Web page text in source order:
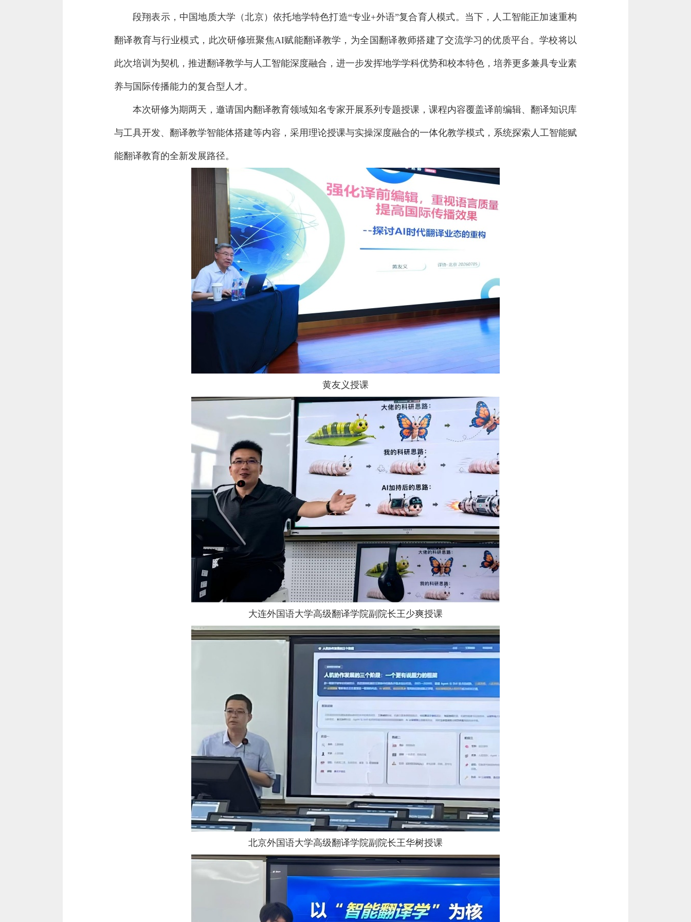
段翔表示，中国地质大学（北京）依托地学特色打造“专业+外语”复合育人模式。当下，人工智能正加速重构
翻译教育与行业模式，此次研修班聚焦AI赋能翻译教学，为全国翻译教师搭建了交流学习的优质平台。学校将以
此次培训为契机，推进翻译教学与人工智能深度融合，进一步发挥地学学科优势和校本特色，培养更多兼具专业素
养与国际传播能力的复合型人才。
本次研修为期两天，邀请国内翻译教育领域知名专家开展系列专题授课，课程内容覆盖译前编辑、翻译知识库
与工具开发、翻译教学智能体搭建等内容，采用理论授课与实操深度融合的一体化教学模式，系统探索人工智能赋
能翻译教育的全新发展路径。
黄友义授课
大连外国语大学高级翻译学院副院长王少爽授课
北京外国语大学高级翻译学院副院长王华树授课